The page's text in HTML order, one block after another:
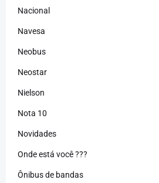
Nacional
Navesa
Neobus
Neostar
Nielson
Nota 10
Novidades
Onde está você ???
Ônibus de bandas